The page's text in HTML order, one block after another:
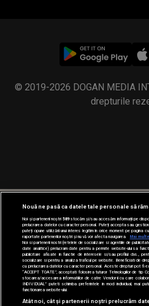
© 2019-2026 DOGAN MEDIA
drepturile
Nouă ne pasă ca datele tale personale să
Noi și partenerii noștri589stocăm și/sau accesăm informații pe
prelucrarea datelor cu caracter personal. Puteți accepta sau
puteți opune utilizării unui interes legitim în orice moment pe
raportate partenerilor noștri și nu vă vor afecta navigarea.
Mai
Noi si partenerii nostri (retelele de socializare si agentiile de
date analitice) prelucram date pentru a permite website-ului sa
publicitare afisate in functie de interesele si/sau profilul dvs.,
socializare si pentru a analiza traficul pe website. Beneficiati de
cu prelucrarea datelor cu caracter personal. Aceste drepturi pot fi
“ACCEPT TOATE”, acceptati folosirea tuturor Tehnologiilor de tip
stocarea/accesarea informatiilor de catre Vendor-ii cu care
INDIVIDUAL” puteti schimba preferintele in mod individual, mai
functionarea website-ului.
Atât noi, cât și partenerii noștri prelucrăm